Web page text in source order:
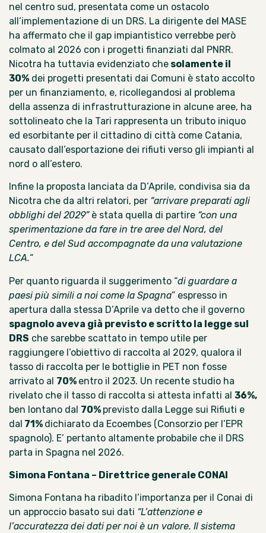
nel centro sud, presentata come un ostacolo
all’implementazione di un DRS. La dirigente del MASE
ha affermato che il gap impiantistico verrebbe però
colmato al 2026 con i progetti finanziati dal PNRR.
Nicotra ha tuttavia evidenziato che solamente il
30% dei progetti presentati dai Comuni è stato accolto
per un finanziamento, e, ricollegandosi al problema
della assenza di infrastrutturazione in alcune aree, ha
sottolineato che la Tari rappresenta un tributo iniquo
ed esorbitante per il cittadino di città come Catania,
causato dall’esportazione dei rifiuti verso gli impianti al
nord o all’estero.
Infine la proposta lanciata da D’Aprile, condivisa sia da
Nicotra che da altri relatori, per “arrivare preparati agli
obblighi del 2029” è stata quella di partire “con una
sperimentazione da fare in tre aree del Nord, del
Centro, e del Sud accompagnate da una valutazione
LCA.“
Per quanto riguarda il suggerimento “di guardare a
paesi più simili a noi come la Spagna” espresso in
apertura dalla stessa D’Aprile va detto che il governo
spagnolo aveva già previsto e scritto la legge sul
DRS che sarebbe scattato in tempo utile per
raggiungere l’obiettivo di raccolta al 2029, qualora il
tasso di raccolta per le bottiglie in PET non fosse
arrivato al 70% entro il 2023. Un recente studio ha
rivelato che il tasso di raccolta si attesta infatti al 36%,
ben lontano dal 70% previsto dalla Legge sui Rifiuti e
dal 71% dichiarato da Ecoembes (Consorzio per l’EPR
spagnolo). E’ pertanto altamente probabile che il DRS
parta in Spagna nel 2026.
Simona Fontana – Direttrice generale CONAI
Simona Fontana ha ribadito l’importanza per il Conai di
un approccio basato sui dati “L’attenzione e
l’accuratezza dei dati per noi è un valore. Il sistema